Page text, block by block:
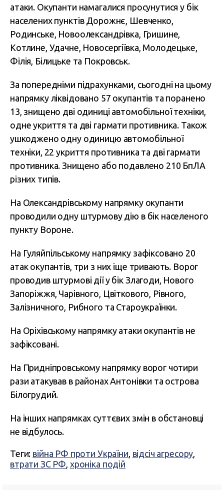
атаки. Окупанти намагалися просунутися у бік
населених пунктів Дорожнє, Шевченко,
Родинське, Новоолександрівка, Гришине,
Котлине, Удачне, Новосергіївка, Молодецьке,
Філія, Білицьке та Покровськ.
За попередніми підрахунками, сьогодні на цьому
напрямку ліквідовано 57 окупантів та поранено
13, знищено дві одиниці автомобільної техніки,
одне укриття та дві гармати противника. Також
ушкоджено одну одиницю автомобільної
техніки, 22 укриття противника та дві гармати
противника. Знищено або подавлено 210 БпЛА
різних типів.
На Олександрівському напрямку окупанти
проводили одну штурмову дію в бік населеного
пункту Вороне.
На Гуляйпільському напрямку зафіксовано 20
атак окупантів, три з них іще тривають. Ворог
проводив штурмові дії у бік Злагоди, Нового
Запоріжжя, Чарівного, Цвіткового, Рівного,
Залізничного, Рибного та Староукраїнки.
На Оріхівському напрямку атаки окупантів не
зафіксовані.
На Придніпровському напрямку ворог чотири
рази атакував в районах Антонівки та острова
Білогрудий.
На інших напрямках суттєвих змін в обстановці
не відбулось.
Теги: війна РФ проти України, відсіч агресору,
втрати ЗС РФ, хроніка подій